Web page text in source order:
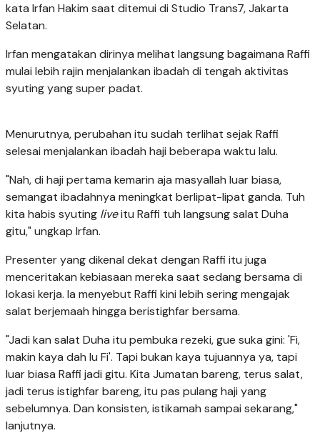
kata Irfan Hakim saat ditemui di Studio Trans7, Jakarta
Selatan.
Irfan mengatakan dirinya melihat langsung bagaimana Raffi
mulai lebih rajin menjalankan ibadah di tengah aktivitas
syuting yang super padat.
Menurutnya, perubahan itu sudah terlihat sejak Raffi
selesai menjalankan ibadah haji beberapa waktu lalu.
"Nah, di haji pertama kemarin aja masyallah luar biasa,
semangat ibadahnya meningkat berlipat-lipat ganda. Tuh
kita habis syuting liveitu Raffi tuh langsung salat Duha
gitu," ungkap Irfan.
Presenter yang dikenal dekat dengan Raffi itu juga
menceritakan kebiasaan mereka saat sedang bersama di
lokasi kerja. Ia menyebut Raffi kini lebih sering mengajak
salat berjemaah hingga beristighfar bersama.
"Jadi kan salat Duha itu pembuka rezeki, gue suka gini: 'Fi,
makin kaya dah lu Fi'. Tapi bukan kaya tujuannya ya, tapi
luar biasa Raffi jadi gitu. Kita Jumatan bareng, terus salat,
jadi terus istighfar bareng, itu pas pulang haji yang
sebelumnya. Dan konsisten, istikamah sampai sekarang,"
lanjutnya.